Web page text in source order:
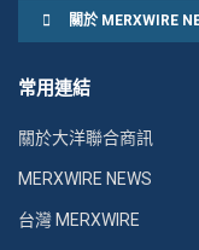
關於 MERXWIRE
常用連結
關於大洋聯合商訊
MERXWIRE NEWS
台灣 MERXWIRE